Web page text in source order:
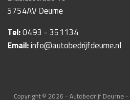
5754AVDeurne
Tel:0493 - 351134
Email:info@autobedrijfdeurne.nl
Copyright © 2026 - Autobedrijf Deurne -